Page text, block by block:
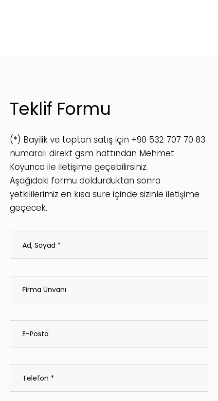
Teklif Formu
(*) Bayilik ve toptan satış için +90 532 707 70 83
numaralı direkt gsm hattından Mehmet
Koyunca ile iletişime geçebilirsiniz.
Aşağıdaki formu doldurduktan sonra
yetkililerimiz en kısa süre içinde sizinle iletişime
geçecek.